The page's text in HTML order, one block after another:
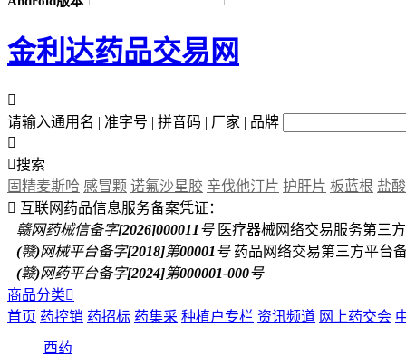
金利达药品交易网

请输入通用名 | 准字号 | 拼音码 | 厂家 | 品牌

搜索
固精麦斯哈 感冒颗 诺氟沙星胶 辛伐他汀片 护肝片 板蓝根 盐
 互联网药品信息服务备案凭证：
赣网药械信备字[2026]000011号 医疗器械网络交易服务第三
(赣)网械平台备字[2018]第00001号 药品网络交易第三方平台
(赣)网药平台备字[2024]第000001-000号
商品分类
首页 药控销 药招标 药集采 种植户专栏 资讯频道 网上药交会
西药